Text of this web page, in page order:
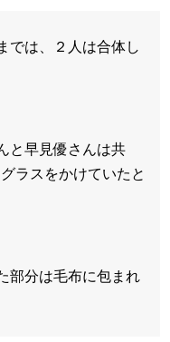
では、２人は合体し
と早見優さんは共
ラスをかけていたと
部分は毛布に包まれ